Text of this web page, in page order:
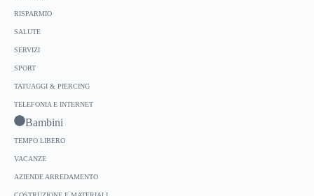
RISPARMIO
SALUTE
SERVIZI
SPORT
TATUAGGI & PIERCING
TELEFONIA E INTERNET
Bambini
TEMPO LIBERO
VACANZE
AZIENDE ARREDAMENTO